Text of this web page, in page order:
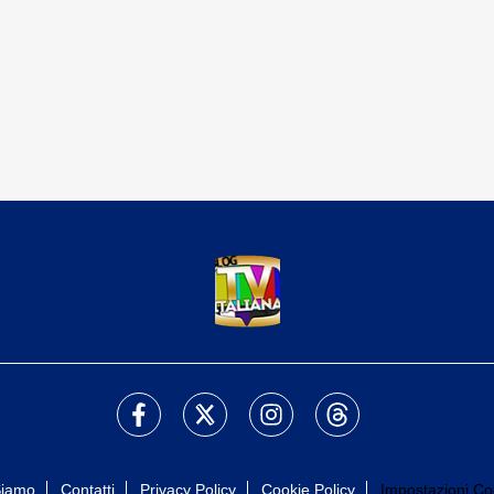
Contatti Privacy Policy Cookie Policy Impostazioni